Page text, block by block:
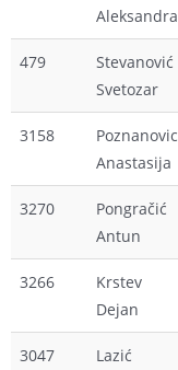
Aleksandra
479
Stevanović
Svetozar
3158
Poznanovic
Anastasija
3270
Pongračić
Antun
3266
Krstev
Dejan
3047
Lazić